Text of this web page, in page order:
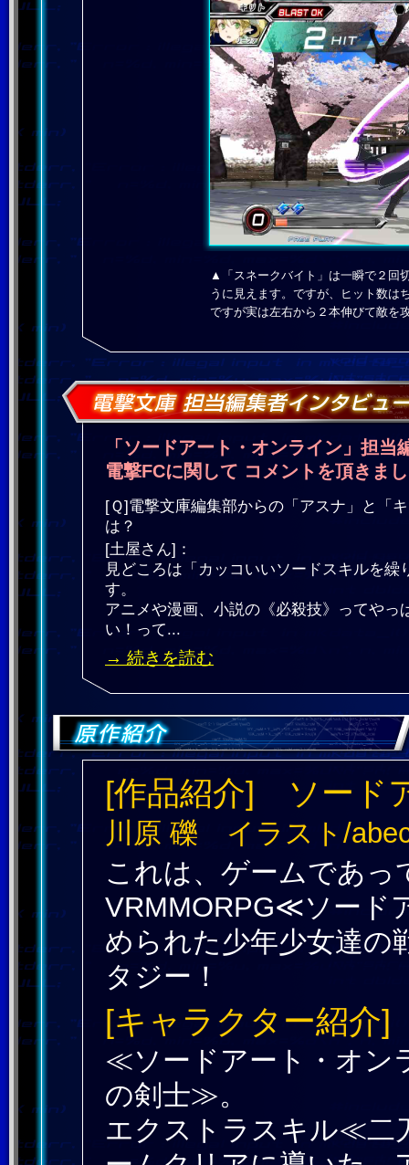
▲「スネークバイト」は一瞬で２回
うに見えます。ですが、ヒット数は
ですが実は左右から２本伸びて敵を
「ソードアート・オンライン」担当
電撃FCに関して コメントを頂きま
[Ｑ]電撃文庫編集部からの「アスナ」と「
は？
[土屋さん]：
見どころは「カッコいいソードスキルを繰
す。
アニメや漫画、小説の《必殺技》ってやっ
い！って...
→ 続きを読む
[作品紹介] ソード
川原 礫 イラスト/
これは、ゲームであ
VRMMORPG≪ソード
められた少年少女達の
タジー！
[キャラクター紹
≪ソードアート・オ
の剣士≫。
エクストラスキル≪